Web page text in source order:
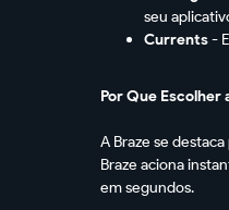
seu
Currents-
Por Que Escolher
A Braze se
Braze aciona
em segundos.